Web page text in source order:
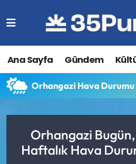
Ana Sayfa Gündem
Orhangazi Hava Durumu
Orhangazi Bugün,
Haftalık Hava